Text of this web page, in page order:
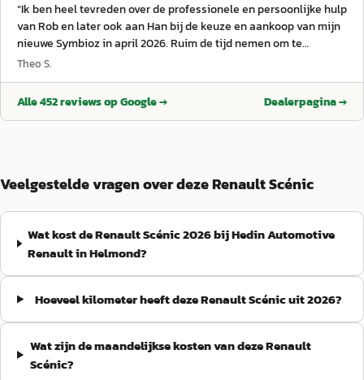
“Ik ben heel tevreden over de professionele en persoonlijke hulp
van Rob en later ook aan Han bij de keuze en aankoop van mijn
nieuwe Symbioz in april 2026. Ruim de tijd nemen om te
luisteren naar mijn wensen t.a.v. een nieuwe auto en zakelijk bij
Theo S.
Alle452reviews op Google → Dealerpagina →
Veelgestelde vragen over deze Renault Scénic
Wat kost de Renault Scénic 2026 bij Hedin Automotive
Renault in Helmond?
Hoeveel kilometer heeft deze Renault Scénic uit 2026?
Wat zijn de maandelijkse kosten van deze Renault
Scénic?